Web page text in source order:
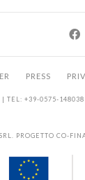
PRESS
TEL: +39-0575-
PROGETTO CO-